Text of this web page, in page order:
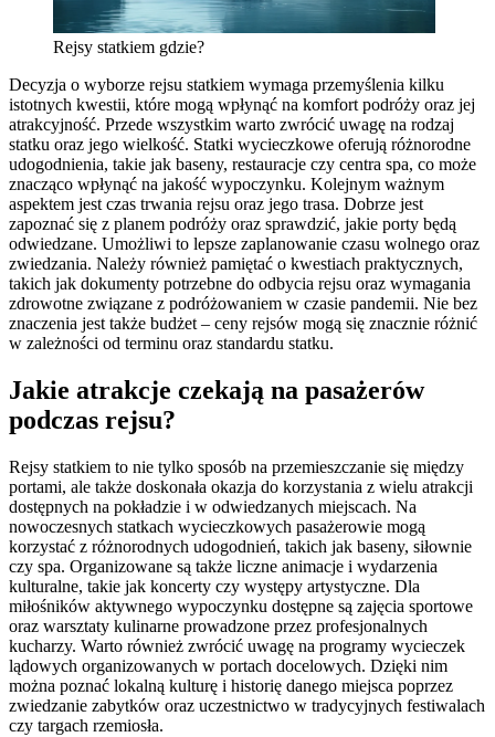
Rejsy statkiem gdzie?
Decyzja o wyborze rejsu statkiem wymaga przemyślenia kilku
istotnych kwestii, które mogą wpłynąć na komfort podróży oraz jej
atrakcyjność. Przede wszystkim warto zwrócić uwagę na rodzaj
statku oraz jego wielkość. Statki wycieczkowe oferują różnorodne
udogodnienia, takie jak baseny, restauracje czy centra spa, co może
znacząco wpłynąć na jakość wypoczynku. Kolejnym ważnym
aspektem jest czas trwania rejsu oraz jego trasa. Dobrze jest
zapoznać się z planem podróży oraz sprawdzić, jakie porty będą
odwiedzane. Umożliwi to lepsze zaplanowanie czasu wolnego oraz
zwiedzania. Należy również pamiętać o kwestiach praktycznych,
takich jak dokumenty potrzebne do odbycia rejsu oraz wymagania
zdrowotne związane z podróżowaniem w czasie pandemii. Nie bez
znaczenia jest także budżet – ceny rejsów mogą się znacznie różnić
w zależności od terminu oraz standardu statku.
Jakie atrakcje czekają na pasażerów
podczas rejsu?
Rejsy statkiem to nie tylko sposób na przemieszczanie się między
portami, ale także doskonała okazja do korzystania z wielu atrakcji
dostępnych na pokładzie i w odwiedzanych miejscach. Na
nowoczesnych statkach wycieczkowych pasażerowie mogą
korzystać z różnorodnych udogodnień, takich jak baseny, siłownie
czy spa. Organizowane są także liczne animacje i wydarzenia
kulturalne, takie jak koncerty czy występy artystyczne. Dla
miłośników aktywnego wypoczynku dostępne są zajęcia sportowe
oraz warsztaty kulinarne prowadzone przez profesjonalnych
kucharzy. Warto również zwrócić uwagę na programy wycieczek
lądowych organizowanych w portach docelowych. Dzięki nim
można poznać lokalną kulturę i historię danego miejsca poprzez
zwiedzanie zabytków oraz uczestnictwo w tradycyjnych festiwalach
czy targach rzemiosła.